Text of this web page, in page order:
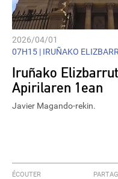
2026/04/01
07H15 | IRUÑAKO
Iruñako
Apirilaren 1ean
Javier Magando-rekin.
ÉCOUTER